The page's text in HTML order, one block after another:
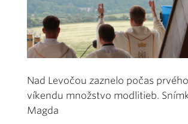
Nad Levočou zaznelo počas
víkendu množstvo modlitieb.
Magda